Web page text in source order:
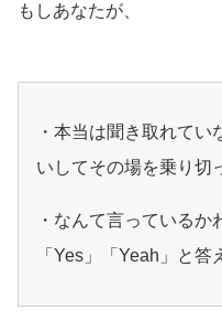
もしあなたが、
・本当は聞き取れて
いしてその場を乗り切
・なんて言っている
「Yes」「Yeah」と答